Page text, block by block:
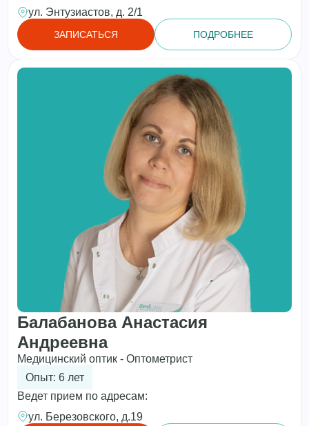
ул. Энтузиастов, д. 2/1
ЗАПИСАТЬСЯ ПОДРОБНЕЕ
Балабанова Анастасия
Андреевна
Медицинский оптик - Оптометрист
Опыт: 6 лет
Ведет прием по адресам:
ул. Березовского, д.19